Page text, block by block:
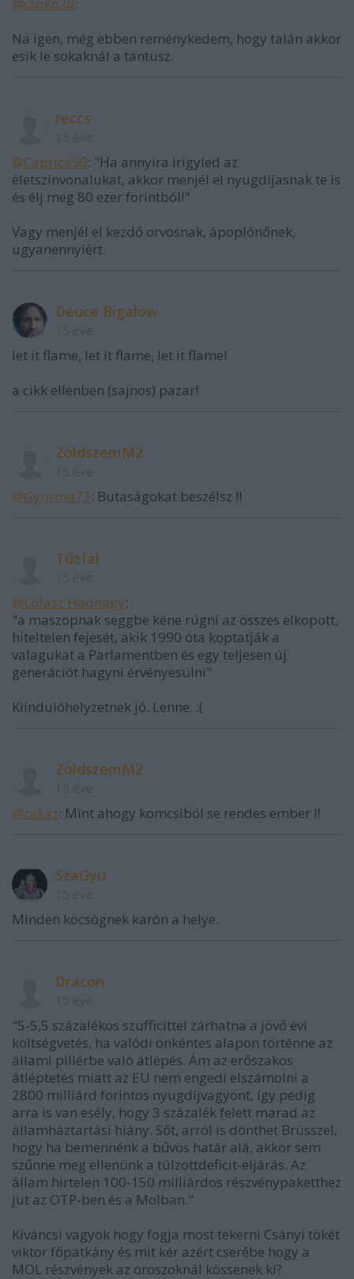
Na igen, még ebben reménykedem, hogy talán akkor
esik le sokaknál a tantusz.
reccs
@Caprica99: "Ha annyira irigyled az
életszínvonalukat, akkor menjél el nyugdíjasnak te is
és élj meg 80 ezer forintból!"
Vagy menjél el kezdő orvosnak, ápoplónőnek,
ugyanennyiért.
Deuce Bigalow
let it flame, let it flame, let it flame!
a cikk ellenben (sajnos) pazar!
ZöldszemM2
@Gyurma73: Butaságokat beszélsz !!
Tűzfal
@Lófasz Hadnagy:
"a maszopnak seggbe kéne rúgni az összes elkopott,
hiteltelen fejesét, akik 1990 óta koptatják a
valagukat a Parlamentben és egy teljesen új
generációt hagyni érvényesülni"
Kiindulóhelyzetnek jó. Lenne. :(
ZöldszemM2
@rakaz: Mint ahogy komcsiból se rendes ember !!
SzaGyu
Minden köcsögnek karón a helye.
Dracon
"5-5,5 százalékos szufficittel zárhatna a jövő évi
költségvetés, ha valódi önkéntes alapon történne az
állami pillérbe való átlépés. Ám az erőszakos
átléptetés miatt az EU nem engedi elszámolni a
2800 milliárd forintos nyugdíjvagyont, így pedig
arra is van esély, hogy 3 százalék felett marad az
államháztartási hiány. Sőt, arról is dönthet Brüsszel,
hogy ha bemennénk a bűvös határ alá, akkor sem
szűnne meg ellenünk a túlzottdeficit-eljárás. Az
állam hirtelen 100-150 milliárdos részvénypaketthez
jut az OTP-ben és a Molban."
Kíváncsi vagyok hogy fogja most tekerni Csányi tökét
viktor főpatkány és mit kér azért cserébe hogy a
MOL részvények az oroszoknál kössenek ki?